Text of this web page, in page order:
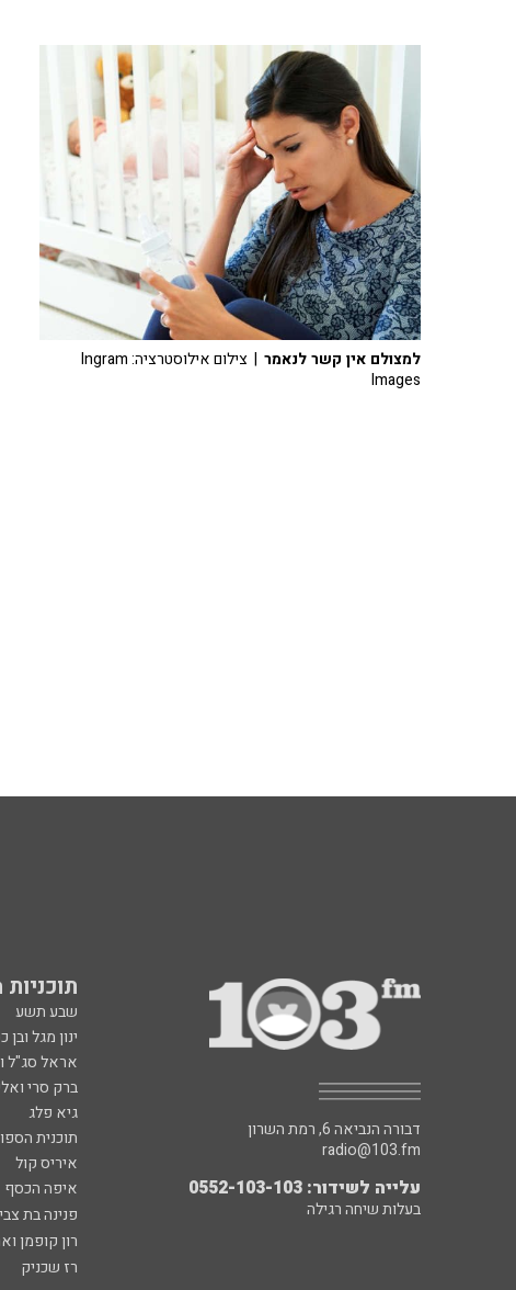
למצולם אין קשר לנאמר
| צילום אילוסטרציה: Ingram
Images
תוכניות 103fm
שבע תשע
ינון מגל
אראל סג"ל
ברק סרי
גיא פלג
תוכנית
איריס קול
איפה הכסף
פנינה בת צבי
רון קופמן
רז שכניק
דבורה הנביאה 6, רמת השרון
radio@103.fm
עלייה לשידור: 0552-103-103
בעלות שיחה רגילה